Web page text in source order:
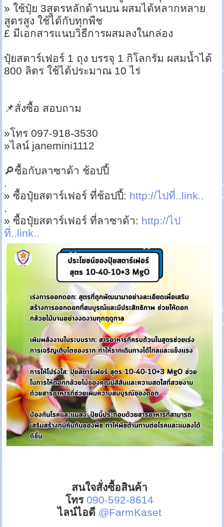
» ใช้ปุ๋ย 3สูตรหลักด้านบน ผสมได้หลากหลาย
สูตรสูง ใช้ได้กับทุกพืช
£ มีเอกสารแนบวิธีการผสมลงในกล่อง
ปุ๋ยสตาร์เฟอร์ 1 ถุง บรรจุ 1 กิโลกรัม ผสมน้ำได้
800 ลิตร ใช้ได้ประมาณ 10 ไร่
📌สั่งซื้อ สอบถาม
»โทร 097-918-3530
»ไลน์ janemini1112
🔎ซื้อกับลาซาด้า ช้อปปี้
.
» ซื้อปุ๋ยสตาร์เฟอร์ ที่ช้อปปี้: http://ไปที่..link..
.
» ซื้อปุ๋ยสตาร์เฟอร์ ที่ลาซาด้า: http://ไป
ที่..link..
สนใจสั่งซื้อสินค้า
โทร 090-592-8614
ไลน์ไอดี @FarmKaset